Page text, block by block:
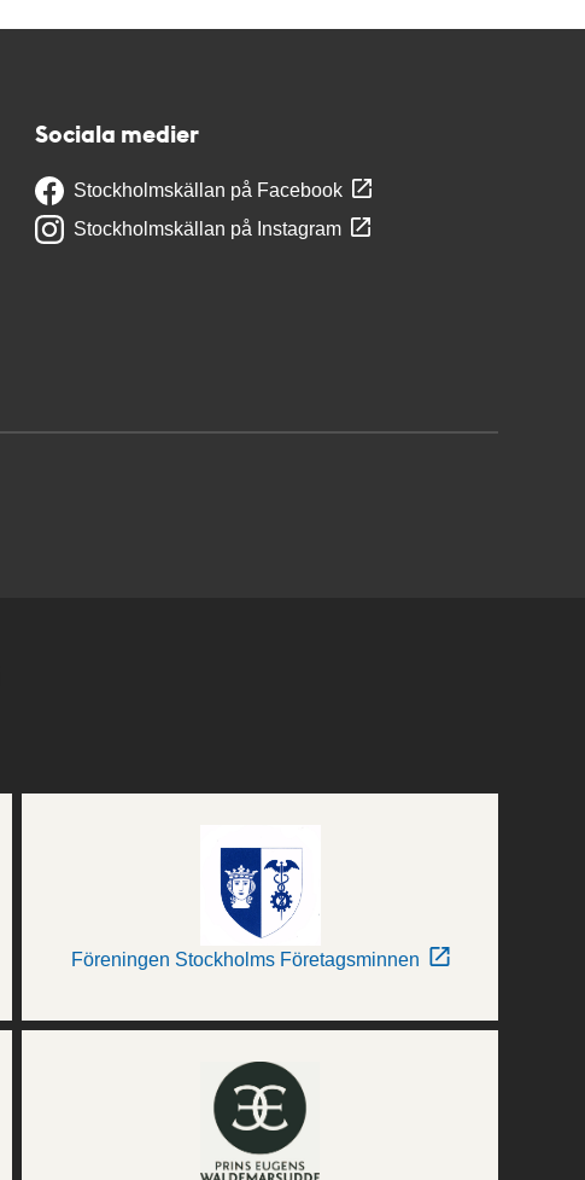
Sociala medier
Stockholmskällan på Facebook
Stockholmskällan på Instagram
Föreningen Stockholms Företagsminnen